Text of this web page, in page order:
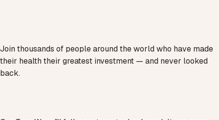
Join thousands of people around the world who have made
their health their greatest investment — and never looked
back.